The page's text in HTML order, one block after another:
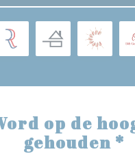
op de
gehouden *